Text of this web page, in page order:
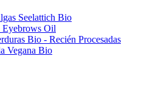
Seelattich Bio
Eyebrows Oil
Bio - Recién Procesadas
Vegana Bio